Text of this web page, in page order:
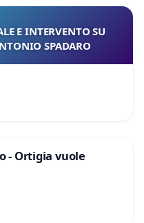
E INTERVENTO SU
SPADARO
- Ortigia vuole